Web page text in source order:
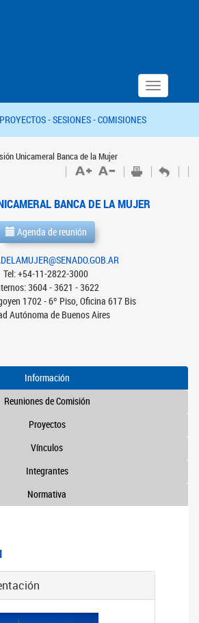
Toggle
navigation
PROYECTOS -SESIONES -COMISIONES
Unicameral Banca de la Mujer
BANCA DE LA MUJER
Agenda de reunión
Tel: +54-11-2822-3000
3604 - 3621 - 3622
1702 - 6º Piso, Oficina 617 Bis
Autónoma de Buenos Aires
Información
Reuniones de Comisión
Proyectos
Vínculos
Integrantes
Normativa